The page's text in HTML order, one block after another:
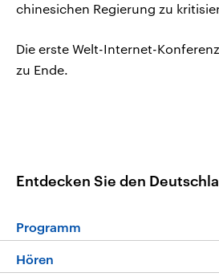
chinesichen Regierung zu
Die erste Welt-Internet-
zu Ende.
Entdecken Sie den
Programm
Programm
Hören